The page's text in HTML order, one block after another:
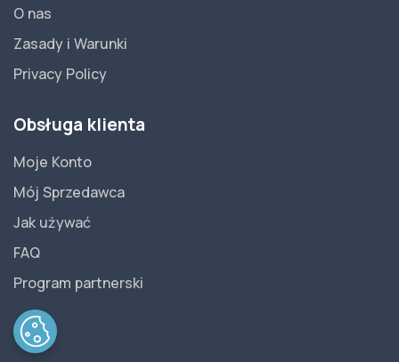
O nas
Zasady i Warunki
Privacy Policy
Obsługa klienta
Moje Konto
Mój Sprzedawca
Jak używać
FAQ
Program partnerski